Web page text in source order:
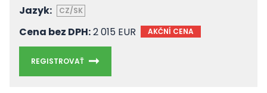
Jazyk:
CZ/SK
Cena bez DPH:2 015 EUR AKČNÍ CENA
REGISTROVAŤ